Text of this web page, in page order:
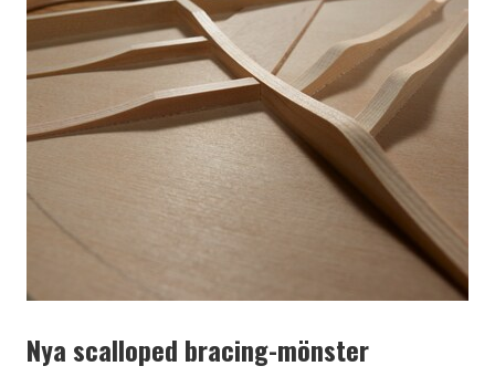
Nya scalloped bracing-mönster